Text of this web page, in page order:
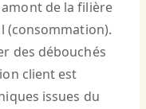
de la filière
(consommation).
des débouchés
client est
issues du